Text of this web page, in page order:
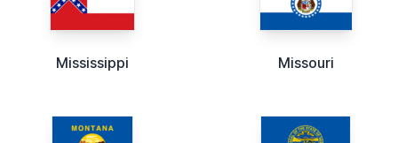
Mississippi Missouri